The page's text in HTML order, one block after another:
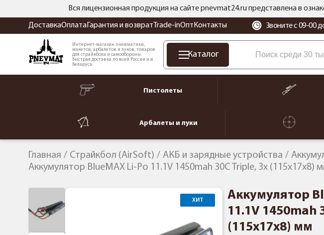
Вся лицензионная продукция на сайте pnevmat24.ru представлена в
ДоставкаОплата Гарантия и возврат Trade-inОпт Контакты Звоните с 09-00
Интернет-магазин пневматики,
макетов, арбалетов и луков, товаров
для страйкбола и самообороны.
Быстрая доставка по всей России и в
Беларусь.
Каталог
Пистолеты
Арбалеты и луки
Главная Страйкбол (AirSoft) АКБ и зарядные устройства
Аккумулятор BlueMAX Li-Po 11.1V 1450mah 30C Triple, 3x (115x17x8)
ХИТ
Аккумулятор
11.1V 1450mah
(115x17x8) мм